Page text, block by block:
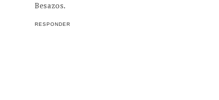
Besazos.
RESPONDER